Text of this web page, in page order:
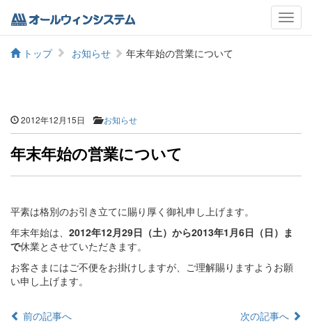
メ
ニ
トップ お知らせ 年末年始の営業について
2012年12月15日 お知らせ
年末年始の営業について
平素は格別のお引き立てに賜り厚く御礼申し上げます。
年末年始は、 2012年12月29日（土）から2013年1月6日（日）ま
で休業とさせていただきます。
お客さまにはご不便をお掛けしますが、ご理解賜りますようお願
い申し上げます。
前の記事へ 次の記事へ